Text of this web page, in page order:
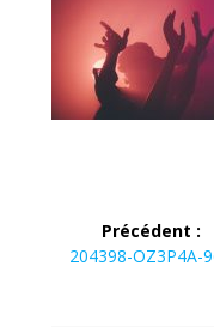
Navigation
Précédent :
Article
204398-OZ3P4A-